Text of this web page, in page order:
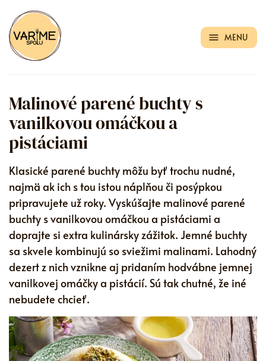
MENU
Malinové parené buchty s
vanilkovou omáčkou a
pistáciami
Klasické parené buchty môžu byť trochu nudné,
najmä ak ich s tou istou náplňou či posýpkou
pripravujete už roky. Vyskúšajte malinové parené
buchty s vanilkovou omáčkou a pistáciami a
doprajte si extra kulinársky zážitok. Jemné buchty
sa skvele kombinujú so sviežimi malinami. Lahodný
dezert z nich vznikne aj pridaním hodvábne jemnej
vanilkovej omáčky a pistácií. Sú tak chutné, že iné
nebudete chcieť.